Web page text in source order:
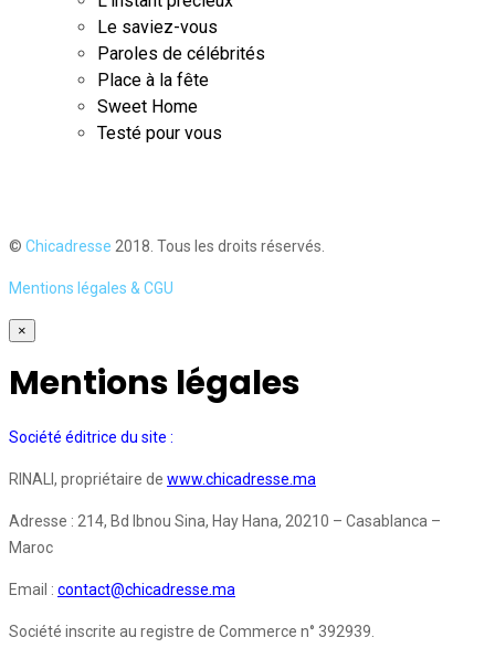
Le saviez-vous
Paroles de célébrités
Place à la fête
Sweet Home
Testé pour vous
© Chicadresse 2018. Tous les droits réservés.
Mentions légales & CGU
×
Mentions légales
Société éditrice du site :
RINALI, propriétaire de www.chicadresse.ma
Adresse : 214, Bd Ibnou Sina, Hay Hana, 20210 – Casablanca –
Maroc
Email : contact@chicadresse.ma
Société inscrite au registre de Commerce n° 392939.